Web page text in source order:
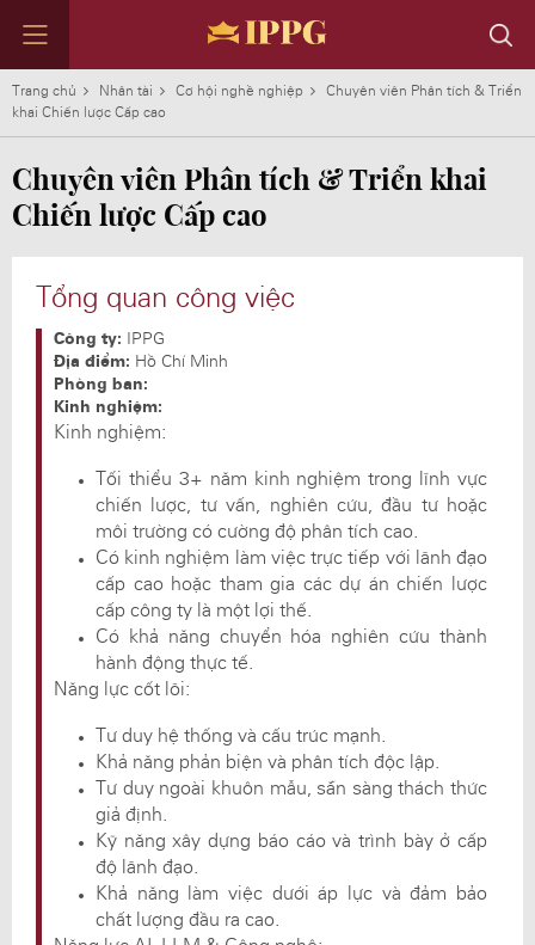
TẬP ĐOÀN
Lịch sử phát triển
Hội đồng quản trị
KINH DOANH
IPP F&B
IPP Galleria
IPP Supply Chain
IPP Leaf
IPP Technology
Tất cả các nhãn hiệu
TIN TỨC
NHÂN TÀI
Nhân tài của chúng tôi
ĐỐI TÁC
Tin tức đầu tư
Tham gia danh mục đầu tư
LIÊN HỆ
Trang chủ Nhân tài Cơ hội nghề nghiệp
Chuyên viên Phân tích & Triển
khai Chiến lược Cấp cao
Chuyên viên Phân tích & Triển khai
Chiến lược Cấp cao
Tổng quan công việc
Công ty: IPPG
Địa điểm: Hồ Chí Minh
Phòng ban:
Kinh nghiệm:
Kinh nghiệm:
Tối thiểu 3+ năm kinh nghiệm trong lĩnh vực
chiến lược, tư vấn, nghiên cứu, đầu tư hoặc
môi trường có cường độ phân tích cao.
Có kinh nghiệm làm việc trực tiếp với lãnh đạo
cấp cao hoặc tham gia các dự án chiến lược
cấp công ty là một lợi thế.
Có khả năng chuyển hóa nghiên cứu thành
hành động thực tế.
Năng lực cốt lõi:
Tư duy hệ thống và cấu trúc mạnh.
Khả năng phản biện và phân tích độc lập.
Tư duy ngoài khuôn mẫu, sẵn sàng thách thức
giả định.
Kỹ năng xây dựng báo cáo và trình bày ở cấp
độ lãnh đạo.
Khả năng làm việc dưới áp lực và đảm bảo
chất lượng đầu ra cao.